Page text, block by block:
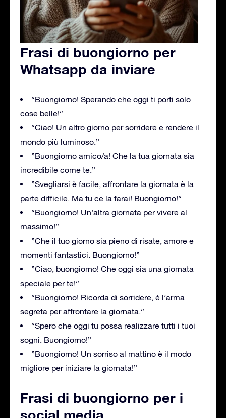
Frasi di buongiorno per
Whatsapp da inviare
”Buongiorno! Sperando che oggi ti porti solo
cose belle!”
”Ciao! Un altro giorno per sorridere e rendere il
mondo più luminoso.”
”Buongiorno amico/a! Che la tua giornata sia
incredibile come te.”
”Svegliarsi è facile, affrontare la giornata è la
parte difficile. Ma tu ce la farai! Buongiorno!”
”Buongiorno! Un’altra giornata per vivere al
massimo!”
”Che il tuo giorno sia pieno di risate, amore e
momenti fantastici. Buongiorno!”
”Ciao, buongiorno! Che oggi sia una giornata
speciale per te!”
”Buongiorno! Ricorda di sorridere, è l’arma
segreta per affrontare la giornata.”
”Spero che oggi tu possa realizzare tutti i tuoi
sogni. Buongiorno!”
”Buongiorno! Un sorriso al mattino è il modo
migliore per iniziare la giornata!”
Frasi di buongiorno per i